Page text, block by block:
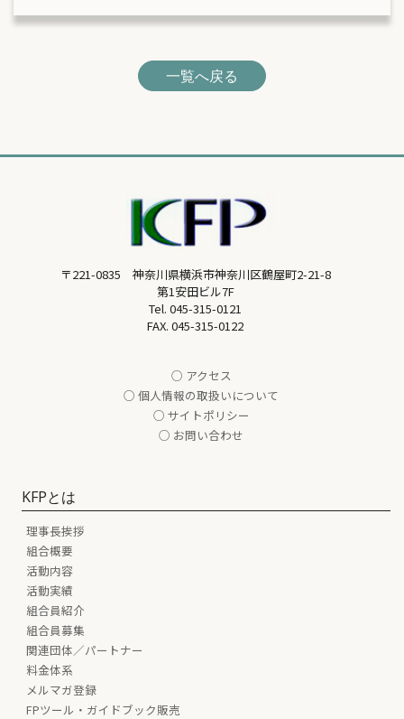
一覧へ戻る
〒221-0835 神奈川県横浜市神奈川区鶴屋町2-21-8
第1安田ビル7F
Tel. 045-315-0121
FAX. 045-315-0122
○ アクセス
○ 個人情報の取扱いについて
○ サイトポリシー
○ お問い合わせ
KFPとは
理事長挨拶
組合概要
活動内容
活動実績
組合員紹介
組合員募集
関連団体／パートナー
料金体系
メルマガ登録
FPツール・ガイドブック販売